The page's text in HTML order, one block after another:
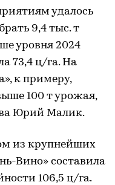
удалось
9,4 тыс. т
уровня 2024
73,4 ц/га. На
к примеру,
100 т урожая,
Юрий Малик.
из крупнейших
Вино» составила
106,5 ц/га.